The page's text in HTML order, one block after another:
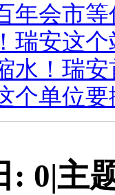
年会市
瑞安这
水！瑞
个单位
: 0|主